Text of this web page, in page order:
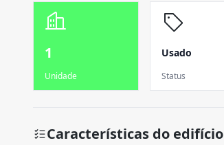
1
Unidade
Usado
Status
Características do edifício